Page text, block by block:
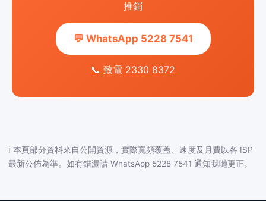
推銷
💬 WhatsApp 5228 7541
📞 致電 2330 8372
ℹ️ 本頁部分資料來自公開資源，實際寬頻覆蓋、速度及月費以各 ISP
最新公佈為準。如有錯漏請 WhatsApp 5228 7541 通知我哋更正。